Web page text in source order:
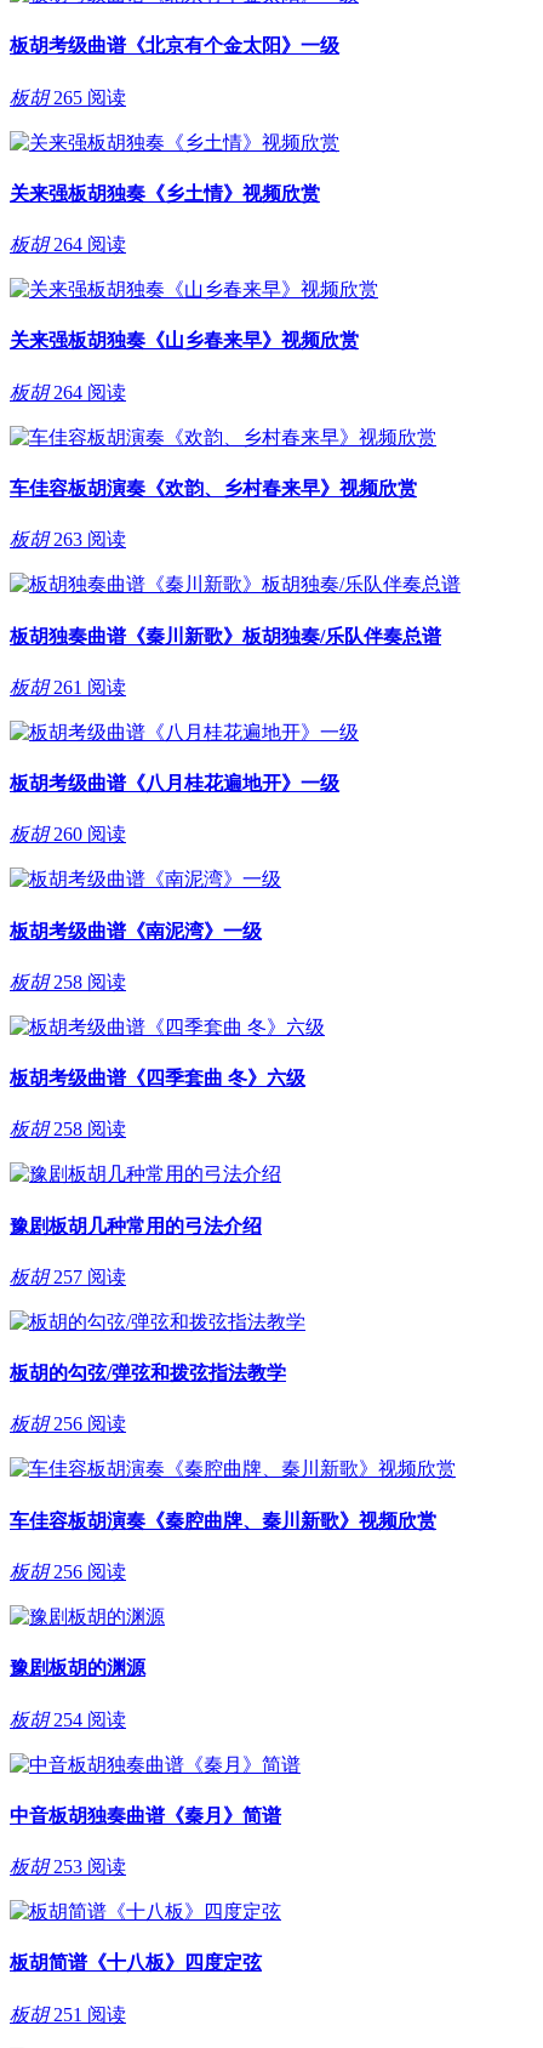
板胡考级曲谱《北京有个金太阳》一级
板胡 265 阅读
关来强板胡独奏《乡土情》视频欣赏
板胡 264 阅读
关来强板胡独奏《山乡春来早》视频欣赏
板胡 264 阅读
车佳容板胡演奏《欢韵、乡村春来早》视频欣赏
板胡 263 阅读
板胡独奏曲谱《秦川新歌》板胡独奏/乐队伴奏总谱
板胡 261 阅读
板胡考级曲谱《八月桂花遍地开》一级
板胡 260 阅读
板胡考级曲谱《南泥湾》一级
板胡 258 阅读
板胡考级曲谱《四季套曲 冬》六级
板胡 258 阅读
豫剧板胡几种常用的弓法介绍
板胡 257 阅读
板胡的勾弦/弹弦和拨弦指法教学
板胡 256 阅读
车佳容板胡演奏《秦腔曲牌、秦川新歌》视频欣赏
板胡 256 阅读
豫剧板胡的渊源
板胡 254 阅读
中音板胡独奏曲谱《秦月》简谱
板胡 253 阅读
板胡简谱《十八板》四度定弦
板胡 251 阅读